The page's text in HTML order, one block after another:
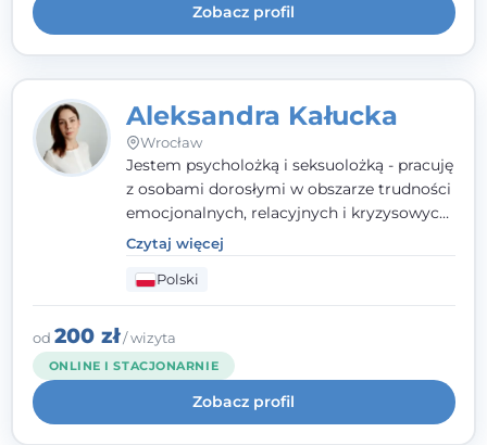
poznawczo-behawioralnej
rekomendowanej przez PTTPB.
Zobacz profil
Aleksandra Kałucka
Wrocław
Jestem psycholożką i seksuolożką - pracuję
z osobami dorosłymi w obszarze trudności
emocjonalnych, relacyjnych i kryzysowych,
w tym z osobami po doświadczeniach
przemocy. Ukończyłam psychologię
kliniczną oraz studia podyplomowe z
interwencji kryzysowej i seksuologii
klinicznej na SWPS we Wrocławiu. W pracy
kieruję się empatią, etyką zawodową i
uważnością na potrzeby klienta.
Czytaj więcej
Polski
od 200 zł/ wizyta
ONLINE I STACJONARNIE
Zobacz profil